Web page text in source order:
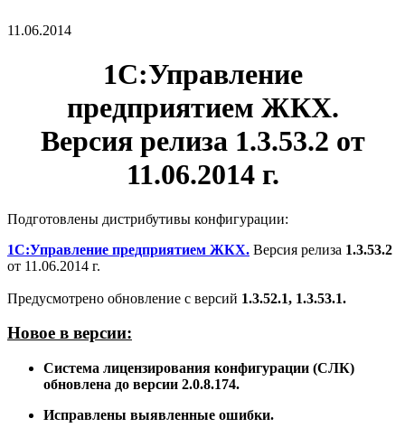
11.06.2014
1С:Управление
предприятием ЖКХ.
Версия релиза 1.3.53.2 от
11.06.2014 г.
Подготовлены дистрибутивы конфигурации:
1С:Управление предприятием ЖКХ. Версия релиза 1.3.53.2
от 11.06.2014 г.
Предусмотрено обновление с версий 1.3.52.1, 1.3.53.1.
Новое в версии:
Система лицензирования конфигурации (СЛК)
обновлена до версии 2.0.8.174.
Исправлены выявленные ошибки.